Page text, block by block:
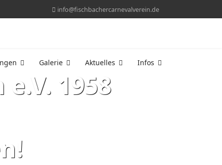
info@fischbachercarnevalverein.de
Galerie Aktuelles Infos
1958